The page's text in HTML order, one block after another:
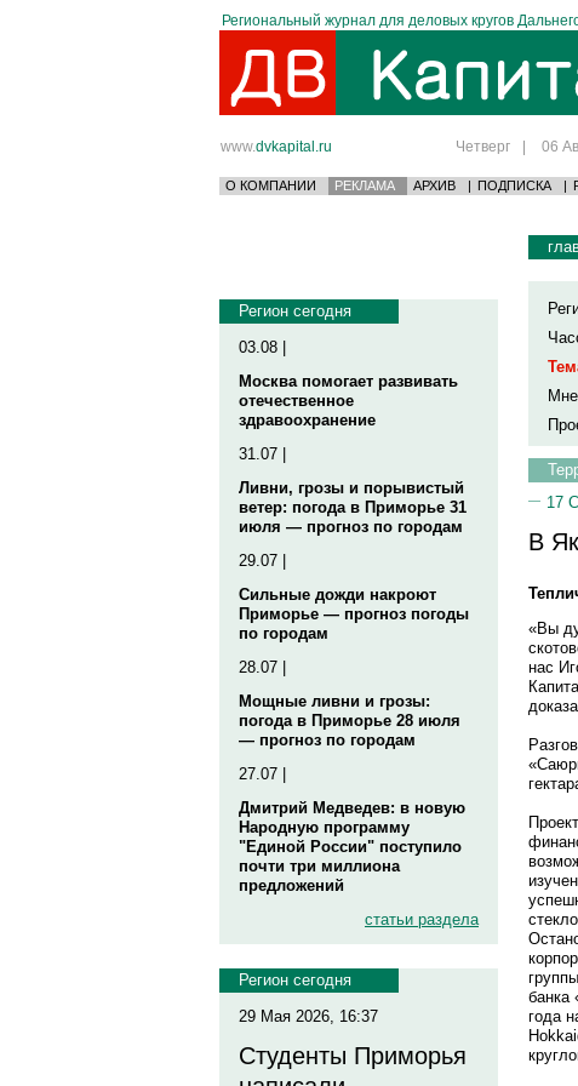
Региональный журнал для деловых кругов
www.dvkapital.ru Четверг | 06
О КОМПАНИИ РЕКЛАМА АРХИВ | ПОДПИСКА |
Регион сегодня
03.08 |
Москва помогает развивать
отечественное
здравоохранение
31.07 |
Ливни, грозы и порывистый
ветер: погода в Приморье 31
июля — прогноз по городам
29.07 |
Сильные дожди накроют
Приморье — прогноз погоды
по городам
28.07 |
Мощные ливни и грозы:
погода в Приморье 28 июля
— прогноз по городам
27.07 |
Дмитрий Медведев: в новую
Народную программу
"Единой России" поступило
почти три миллиона
предложений
статьи раздела
Регион сегодня
29 Мая 2026, 16:37
Студенты Приморья
17
В
«Вы
нас
банка
года